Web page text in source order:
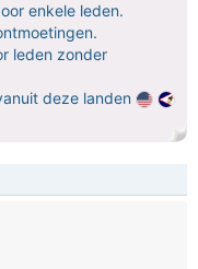
enkele leden.
leden zonder
deze landen